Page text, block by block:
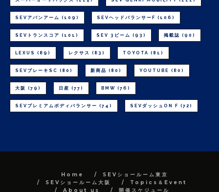
SEVアバンアーム (109) SEVヘッドバランサーF (106)
SEVトランスコア (101) SEV 3ビーム (93) 掲載誌 (90)
LEXUS (89) レクサス (83) TOYOTA (81)
SEVブレーキSC (80) 新商品 (80) YOUTUBE (80)
大阪 (79) 日産 (77) BMW (76)
SEVプレミアムボディバランサー (74) SEVダッシュON F (72)
Home
SEVショールーム東京
SEVショールーム大阪
Topics＆Event
About us
開催スケジュール